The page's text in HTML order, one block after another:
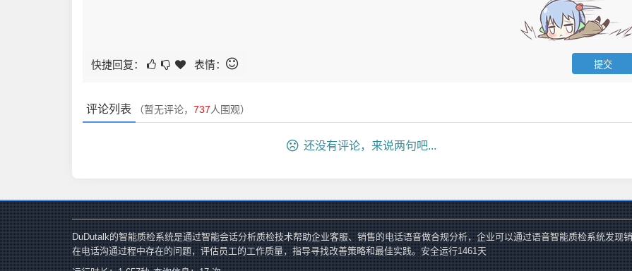
快捷回复： 表情：
评论列表 （暂无评论， 737人围观）
还没有评论，来说两句吧...
DuDutalk的智能质检系统是通过智能会话分析质检技术帮助企业客服、销售的电话语音做合规分析，企业可以通过语音智能质检系统发现
在电话沟通过程中存在的问题，评估员工的工作质量，指导寻找改善策略和最佳实践。安全运行1461天